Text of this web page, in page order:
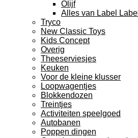
Olijf
Alles van Label Label
Tryco
New Classic Toys
Kids Concept
Overig
Theeserviesjes
Keuken
Voor de kleine klusser
Loopwagentjes
Blokkendozen
Treintjes
Activiteiten speelgoed
Autobanen
Poppen dingen